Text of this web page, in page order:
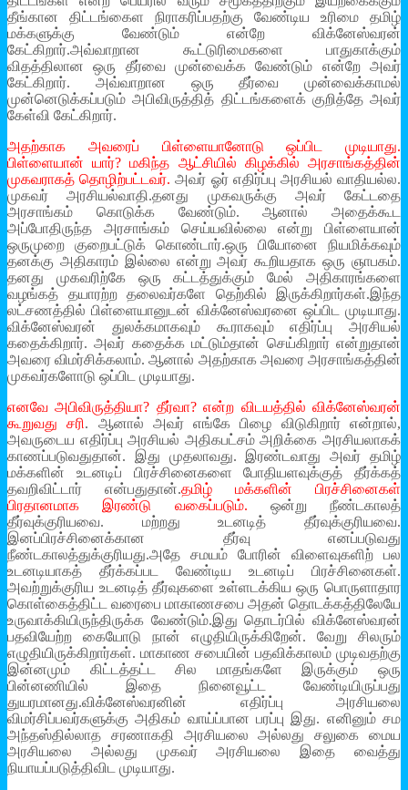
தீங்கான திட்டங்கைள நிராகரிப்பதற்கு வேண்டிய உரிமை தமிழ்
மக்களுக்கு வேண்டும் என்றே விக்னேஸ்வரன்
கேட்கிறார்.அவ்வாறான கூட்டுரிமைகளை பாதுகாக்கும்
விதத்திலான ஒரு தீர்வை முன்வைக்க வேண்டும் என்றே அவர்
கேட்கிறார். அவ்வாறான ஒரு தீர்வை முன்வைக்காமல்
முன்னெடுக்கப்படும் அபிவிருத்தித் திட்டங்களைக் குறித்தே அவர்
கேள்வி கேட்கிறார்.
அதற்காக அவரைப் பிள்ளையானோடு ஒப்பிட முடியாது.
பிள்ளையான் யார்? மகிந்த ஆட்சியில் கிழக்கில் அரசாங்கத்தின்
முகவராகத் தொழிற்பட்டவர். அவர் ஓர் எதிர்ப்பு அரசியல் வாதியல்ல.
முகவர் அரசியல்வாதி.தனது முகவருக்கு அவர் கேட்டதை
அரசாங்கம் கொடுக்க வேண்டும். ஆனால் அதைக்கூட
அப்போதிருந்த அரசாங்கம் செய்யவில்லை என்று பிள்ளையான்
ஒருமுறை குறைபட்டுக் கொண்டார்.ஒரு பியோனை நியமிக்கவும்
தனக்கு அதிகாரம் இல்லை என்று அவர் கூறியதாக ஒரு ஞாபகம்.
தனது முகவரிற்கே ஒரு கட்டத்துக்கும் மேல் அதிகாரங்களை
வழங்கத் தயாரற்ற தலைவர்களே தெற்கில் இருக்கிறார்கள்.இந்த
லட்சணத்தில் பிள்ளையானுடன் விக்னேஸ்வரனை ஒப்பிட முடியாது.
விக்னேஸ்வரன் துலக்கமாகவும் கூராகவும் எதிர்ப்பு அரசியல்
கதைக்கிறார். அவர் கதைக்க மட்டும்தான் செய்கிறார் என்றுதான்
அவரை விமர்சிக்கலாம். ஆனால் அதற்காக அவரை அரசாங்கத்தின்
முகவர்களோடு ஒப்பிட முடியாது.
எனவே அபிவிருத்தியா? தீர்வா? என்ற விடயத்தில் விக்னேஸ்வரன்
கூறுவது சரி. ஆனால் அவர் எங்கே பிழை விடுகிறார் என்றால்,
அவருடைய எதிர்ப்பு அரசியல் அதிகபட்சம் அறிக்கை அரசியலாகக்
காணப்படுவதுதான். இது முதலாவது. இரண்டவாது அவர் தமிழ்
மக்களின் உடனடிப் பிரச்சினைகளை போதியளவுக்குத் தீர்க்கத்
தவறிவிட்டார் என்பதுதான்.தமிழ் மக்களின் பிரச்சினைகள்
பிரதானமாக இரண்டு வகைப்படும். ஒன்று நீண்டகாலத்
தீர்வுக்குரியவை. மற்றது உடனடித் தீர்வுக்குரியவை.
இனப்பிரச்சினைக்கான தீர்வு எனப்படுவது
நீண்டகாலத்துக்குரியது.அதே சமயம் போரின் விளைவுகளிற் பல
உடனடியாகத் தீர்க்கப்பட வேண்டிய உடனடிப் பிரச்சினைகள்.
அவற்றுக்குரிய உடனடித் தீர்வுகளை உள்ளடக்கிய ஒரு பொருளாதார
கொள்கைத்திட்ட வரைபை மாகாணசபை அதன் தொடக்கத்திலேயே
உருவாக்கியிருந்திருக்க வேண்டும்.இது தொடர்பில் விக்னேஸ்வரன்
பதவியேற்ற கையோடு நான் எழுதியிருக்கிறேன். வேறு சிலரும்
எழுதியிருக்கிறார்கள். மாகாண சபையின் பதவிக்காலம் முடிவதற்கு
இன்னமும் கிட்டத்தட்ட சில மாதங்களே இருக்கும் ஒரு
பின்னணியில் இதை நினைவூட்ட வேண்டியிருப்பது
துயரமானது.விக்னேஸ்வரனின் எதிர்ப்பு அரசியலை
விமர்சிப்பவர்களுக்கு அதிகம் வாய்ப்பான பரப்பு இது. எனினும் சம
அந்தஸ்தில்லாத சரணாகதி அரசியலை அல்லது சலுகை மைய
அரசியலை அல்லது முகவர் அரசியலை இதை வைத்து
நியாயப்படுத்திவிட முடியாது.